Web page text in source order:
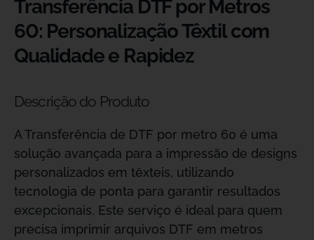
Transferência DTF por Metros
60: Personalização Têxtil com
Qualidade e Rapidez
Descrição do Produto
A Transferência de DTF por metro 60 é uma
solução avançada para a impressão de designs
personalizados em têxteis, utilizando
tecnologia de ponta para garantir resultados
excepcionais. Este serviço é ideal para quem
precisa imprimir arquivos DTF em metros